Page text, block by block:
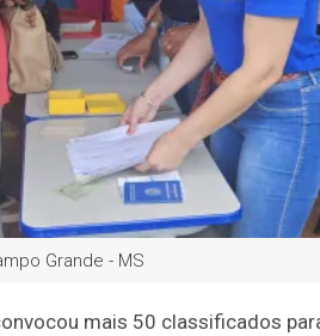
Grande - MS
mais 50 classificados